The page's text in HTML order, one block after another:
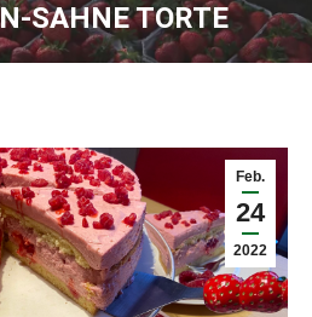
SAHNE TORTE
Sie befinden sich hier:
Feb.
24
2022